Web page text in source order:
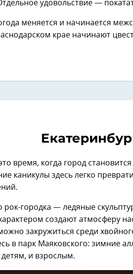
удовольствие —
меняется и начинается
крае начинают
время, когда город
каникулы здесь легко
городка — ледяные
создают атмосферу
закружиться среди
в парк Маяковского: зимние
детям, и взрослым.